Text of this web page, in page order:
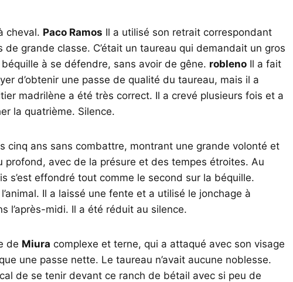
cheval. Paco Ramos Il a utilisé son retrait correspondant
grande classe. C’était un taureau qui demandait un gros
à se défendre, sans avoir de gêne. robleno Il a fait
d’obtenir une passe de qualité du taureau, mais il a
madrilène a été très correct. Il a crevé plusieurs fois et a
la quatrième. Silence.
cinq ans sans combattre, montrant une grande volonté et
avec de la présure et des tempes étroites. Au
s’est effondré tout comme le second sur la béquille.
Il a laissé une fente et a utilisé le jonchage à
l’après-midi. Il a été réduit au silence.
de Miura complexe et terne, qui a attaqué avec son visage
une passe nette. Le taureau n’avait aucune noblesse.
de se tenir devant ce ranch de bétail avec si peu de